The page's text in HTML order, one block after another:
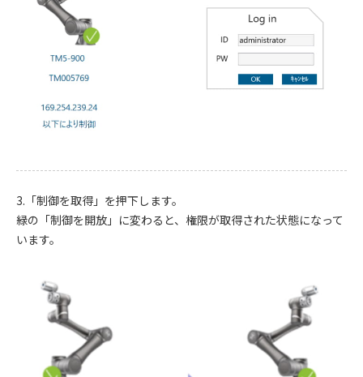
3.「制御を取得」を押下します。
緑の「制御を開放」に変わると、権限が取得された状態になって
います。